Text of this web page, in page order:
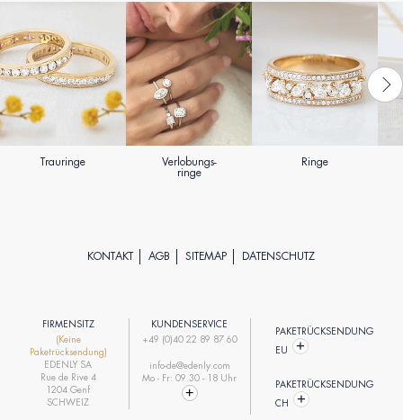
Trauringe Verlobungs-
ringe
Ringe
KONTAKT AGB SITEMAP DATENSCHUTZ
FIRMENSITZ
(Keine
Paketrücksendung)
EDENLY SA
Rue de Rive 4
1204 Genf
SCHWEIZ
KUNDENSERVICE
+49 (0)40 22 89 87 60
info-de@edenly.com
Mo - Fr: 09.30 - 18 Uhr
PAKETRÜCKSENDUNG
EU
PAKETRÜCKSENDUNG
CH